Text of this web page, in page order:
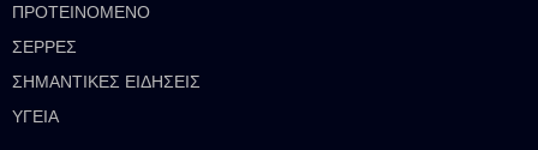
ΠΡΟΤΕΙΝΟΜΕΝΟ
ΣΕΡΡΕΣ
ΣΗΜΑΝΤΙΚΕΣ ΕΙΔΗΣΕΙΣ
ΥΓΕΙΑ